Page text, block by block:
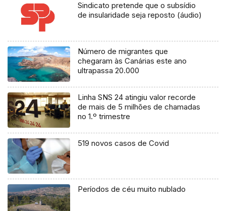
Sindicato pretende que o subsídio
de insularidade seja reposto (áudio)
Número de migrantes que
chegaram às Canárias este ano
ultrapassa 20.000
Linha SNS 24 atingiu valor recorde
de mais de 5 milhões de chamadas
no 1.º trimestre
519 novos casos de Covid
Períodos de céu muito nublado